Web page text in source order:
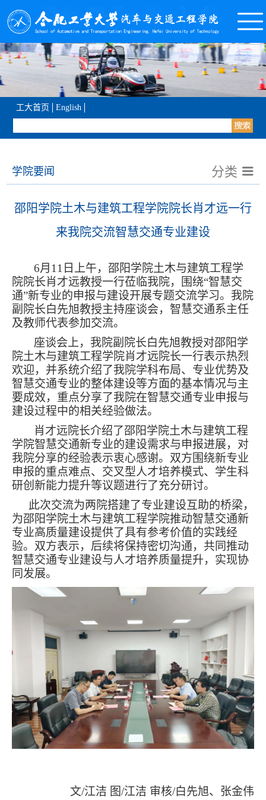
工大首页 English
学院要闻 分类
‌邵阳学院土木与建筑工程学院院长肖才远一行
来我院交流智慧交通专业建设
6月11日上午，邵阳学院土木与建筑工程学
院院长肖才远教授一行莅临我院，围绕“智慧交
通”新专业的申报与建设开展专题交流学习。 我院
副院长白先旭教授主持座谈会，智慧交通系主任
及教师代表参加交流。
座谈会上， 我院副院长白先旭教授对邵阳学
院土木与建筑工程学院肖才远院长一行表示热烈
欢迎，并系统介绍了我院学科布局、专业优势及
智慧交通专业的整体建设等方面的基本情况与主
要成效，重点分享了我院在智慧交通专业申报与
建设过程中的相关经验做法。
肖才远院长介绍了邵阳学院土木与建筑工程
学院智慧交通新专业的建设需求与申报进展，对
我院分享的经验表示衷心感谢。双方围绕新专业
申报的重点难点、交叉型人才培养模式、学生科
研创新能力提升等议题进行了充分研讨。
此次交流为两院搭建了专业建设互助的桥梁，
为邵阳学院土木与建筑工程学院推动智慧交通新
专业高质量建设提供了具有参考价值的实践经
验。 双方表示，后续将保持密切沟通，共同推动
智慧交通专业建设与人才培养质量提升， 实现协
同发展。
文/江洁 图/江洁 审核/白先旭、张金伟